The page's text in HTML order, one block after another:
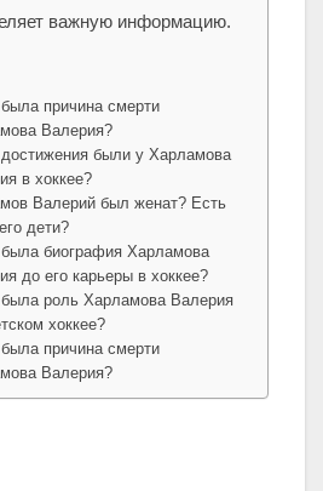
важную информацию.
была причина смерти
Валерия?
достижения были у Харламова
в хоккее?
Валерий был женат? Есть
дети?
была биография Харламова
до его карьеры в хоккее?
была роль Харламова Валерия
хоккее?
была причина смерти
Валерия?